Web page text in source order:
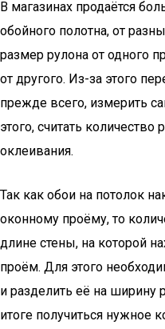
В магазинах продаётся
обойного полотна, от
размер рулона от одного
от другого. Из-за этого
прежде всего, измерить
этого, считать
оклеивания.
Так как обои на потолок
оконному проёму, то
длине стены, на которой
проём. Для этого
и разделить её на ширину
итоге получиться нужное